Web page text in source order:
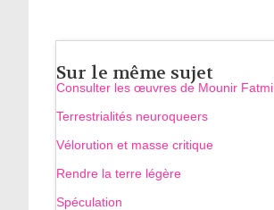
Sur le même sujet
Consulter les œuvres de Mounir Fatmi
Terrestrialités neuroqueers
Vélorution et masse critique
Rendre la terre légère
Spéculation